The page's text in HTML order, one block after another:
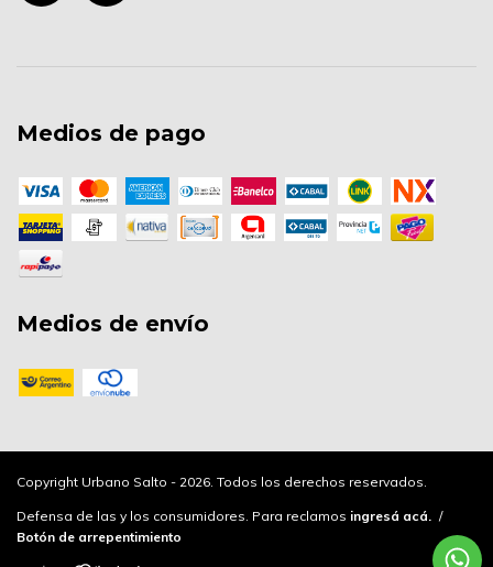
Medios de pago
Medios de envío
Copyright Urbano Salto - 2026. Todos los derechos reservados.
Defensa de las y los consumidores. Para reclamos ingresá acá. /
Botón de arrepentimiento